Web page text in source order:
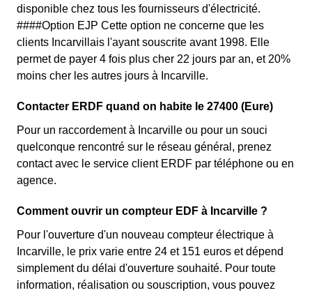
disponible chez tous les fournisseurs d'électricité.
####Option EJP Cette option ne concerne que les
clients Incarvillais l'ayant souscrite avant 1998. Elle
permet de payer 4 fois plus cher 22 jours par an, et 20%
moins cher les autres jours à Incarville.
Contacter ERDF quand on habite le 27400 (Eure)
Pour un raccordement à Incarville ou pour un souci
quelconque rencontré sur le réseau général, prenez
contact avec le service client ERDF par téléphone ou en
agence.
Comment ouvrir un compteur EDF à Incarville ?
Pour l'ouverture d'un nouveau compteur électrique à
Incarville, le prix varie entre 24 et 151 euros et dépend
simplement du délai d'ouverture souhaité. Pour toute
information, réalisation ou souscription, vous pouvez